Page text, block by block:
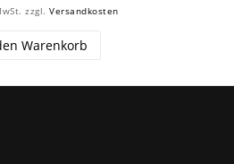
zzgl.Versandkosten
Warenkorb